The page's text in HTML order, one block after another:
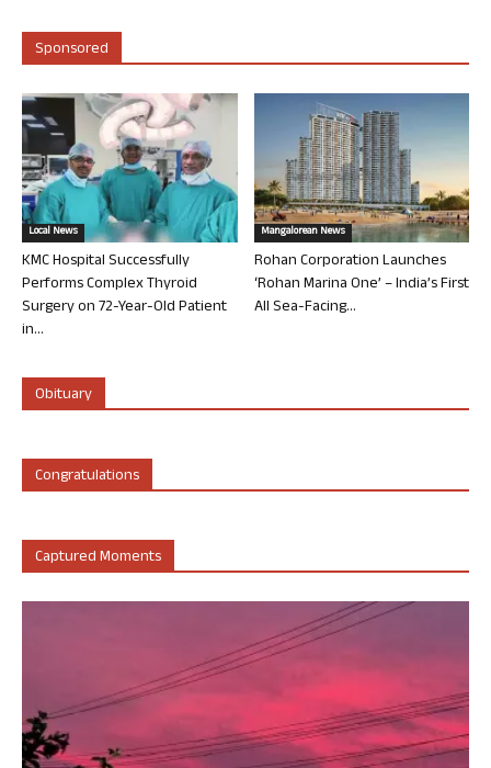
Sponsored
Local News
KMC Hospital Successfully
Performs Complex Thyroid
Surgery on 72-Year-Old Patient
in...
Mangalorean News
Rohan Corporation Launches
‘Rohan Marina One’ – India’s First
All Sea-Facing...
Obituary
Congratulations
Captured Moments